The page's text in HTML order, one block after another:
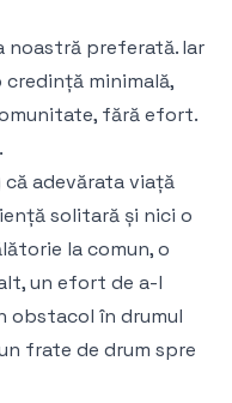
preferată. Iar
minimală,
fără efort.
adevărata viață
solitară și nici o
la comun, o
un efort de a-l
obstacol în drumul
frate de drum spre